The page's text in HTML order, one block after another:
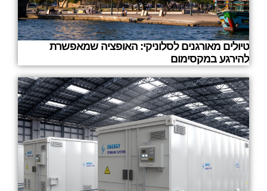
טיולים מאורגנים לסלוניקי: האופציה שמאפשרת
להירגע במקסימום